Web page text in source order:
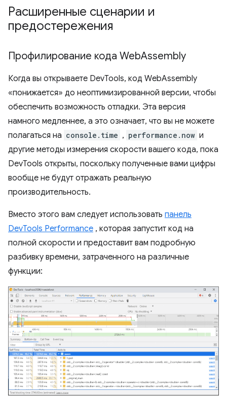
Расширенные сценарии и
предостережения
Профилирование кода WebAssembly
Когда вы открываете DevTools, код WebAssembly
«понижается» до неоптимизированной версии, чтобы
обеспечить возможность отладки. Эта версия
намного медленнее, а это означает, что вы не можете
полагаться на console.time , performance.now и
другие методы измерения скорости вашего кода, пока
DevTools открыты, поскольку полученные вами цифры
вообще не будут отражать реальную
производительность.
Вместо этого вам следует использовать панель
DevTools Performance , которая запустит код на
полной скорости и предоставит вам подробную
разбивку времени, затраченного на различные
функции: